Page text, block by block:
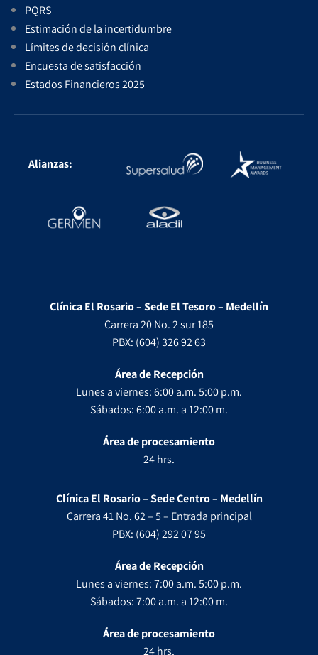
PQRS
Estimación de la incertidumbre
Límites de decisión clínica
Encuesta de satisfacción
Estados Financieros 2025
Alianzas:
Clínica El Rosario – Sede El Tesoro – Medellín
Carrera 20 No. 2 sur 185
PBX: (604) 326 92 63
Área de Recepción
Lunes a viernes: 6:00 a.m. 5:00 p.m.
Sábados: 6:00 a.m. a 12:00 m.
Área de procesamiento
24 hrs.
Clínica El Rosario – Sede Centro – Medellín
Carrera 41 No. 62 – 5 – Entrada principal
PBX: (604) 292 07 95
Área de Recepción
Lunes a viernes: 7:00 a.m. 5:00 p.m.
Sábados: 7:00 a.m. a 12:00 m.
Área de procesamiento
24 hrs.